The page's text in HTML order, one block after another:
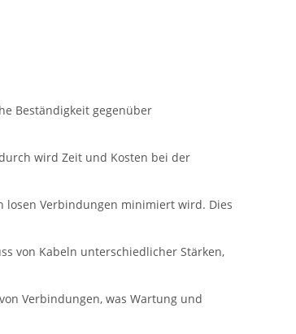
Beständigkeit gegenüber
wird Zeit und Kosten bei der
losen Verbindungen minimiert wird. Dies
von Kabeln unterschiedlicher Stärken,
Verbindungen, was Wartung und